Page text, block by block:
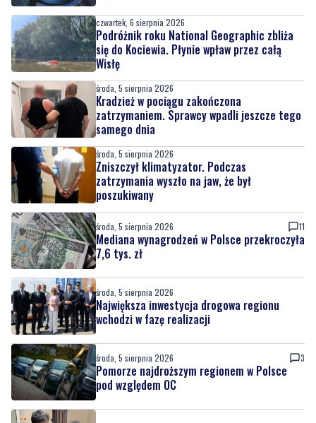
czwartek, 6 sierpnia 2026
Podróżnik roku National Geographic zbliża
się do Kociewia. Płynie wpław przez całą
Wisłę
środa, 5 sierpnia 2026
Kradzież w pociągu zakończona
zatrzymaniem. Sprawcy wpadli jeszcze tego
samego dnia
środa, 5 sierpnia 2026
Zniszczył klimatyzator. Podczas
zatrzymania wyszło na jaw, że był
poszukiwany
środa, 5 sierpnia 2026 11
Mediana wynagrodzeń w Polsce przekroczyła
7,6 tys. zł
środa, 5 sierpnia 2026
Największa inwestycja drogowa regionu
wchodzi w fazę realizacji
środa, 5 sierpnia 2026 3
Pomorze najdroższym regionem w Polsce
pod względem OC